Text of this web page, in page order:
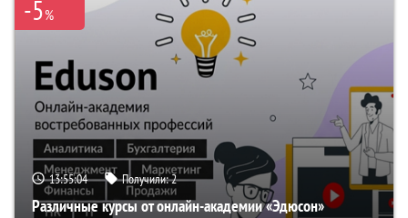
-5%
13:55:03 Получили:2
Различные курсы от онлайн-академии «Эдюсон»